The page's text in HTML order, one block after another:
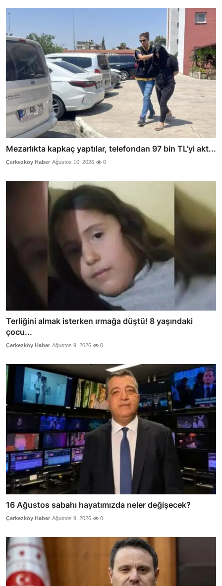
Mezarlıkta kapkaç yaptılar, telefondan 97 bin TL'yi akt...
Çerkezköy Haber Ağustos 10, 2026 0
Terliğini almak isterken ırmağa düştü! 8 yaşındaki
çocu...
Çerkezköy Haber Ağustos 9, 2026 0
16 Ağustos sabahı hayatımızda neler değişecek?
Çerkezköy Haber Ağustos 9, 2026 0